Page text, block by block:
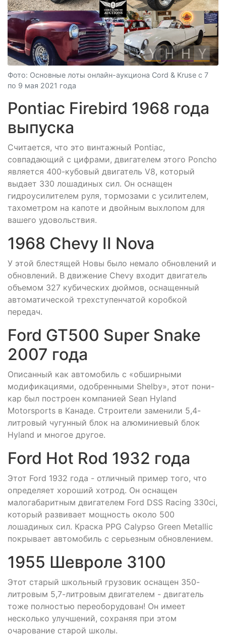
Фото: Основные лоты онлайн-аукциона Cord & Kruse с 7
по 9 мая 2021 года
Pontiac Firebird 1968 года
выпуска
Считается, что это винтажный Pontiac,
совпадающий с цифрами, двигателем этого Poncho
является 400-кубовый двигатель V8, который
выдает 330 лошадиных сил. Он оснащен
гидроусилителем руля, тормозами с усилителем,
тахометром на капоте и двойным выхлопом для
вашего удовольствия.
1968 Chevy II Nova
У этой блестящей Новы было немало обновлений и
обновлений. В движение Chevy входит двигатель
объемом 327 кубических дюймов, оснащенный
автоматической трехступенчатой коробкой
передач.
Ford GT500 Super Snake
2007 года
Описанный как автомобиль с «обширными
модификациями, одобренными Shelby», этот пони-
кар был построен компанией Sean Hyland
Motorsports в Канаде. Строители заменили 5,4-
литровый чугунный блок на алюминиевый блок
Hyland и многое другое.
Ford Hot Rod 1932 года
Этот Ford 1932 года - отличный пример того, что
определяет хороший хотрод. Он оснащен
малогабаритным двигателем Ford DSS Racing 330ci,
который развивает мощность около 500
лошадиных сил. Краска PPG Calypso Green Metallic
покрывает автомобиль с серьезным обновлением.
1955 Шевроле 3100
Этот старый школьный грузовик оснащен 350-
литровым 5,7-литровым двигателем - двигатель
тоже полностью переоборудован! Он имеет
несколько улучшений, сохраняя при этом
очарование старой школы.